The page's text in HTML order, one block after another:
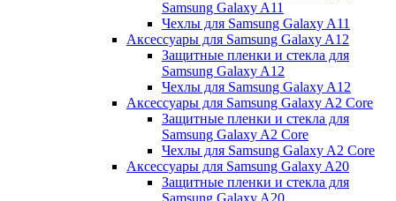
Samsung Galaxy A11
Чехлы для Samsung Galaxy A11
Аксессуары для Samsung Galaxy A12
Защитные пленки и стекла для
Samsung Galaxy A12
Чехлы для Samsung Galaxy A12
Аксессуары для Samsung Galaxy A2 Core
Защитные пленки и стекла для
Samsung Galaxy A2 Core
Чехлы для Samsung Galaxy A2 Core
Аксессуары для Samsung Galaxy A20
Защитные пленки и стекла для
Samsung Galaxy A20